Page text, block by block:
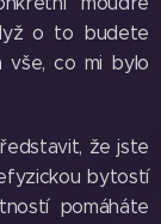
o to budete
vše, co mi bylo
že jste
bytostí
pomáháte